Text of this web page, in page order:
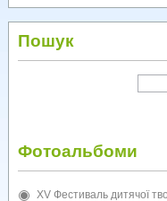
Пошук
Фотоальбоми
XV Фестиваль дитячої